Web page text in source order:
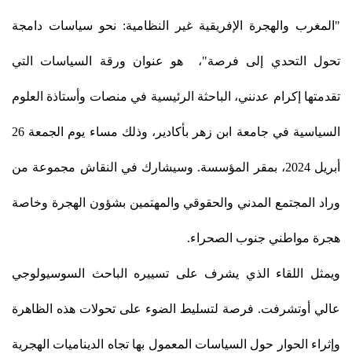
"المغرب والهجرة الإفريقية غير النظامية: نحو سياسات دامجة
تحول التحدي إلى فرصة"، هو عنوان ورقة السياسات التي
تقدمتها إكرام عدنني، الباحثة الرئيسية في منصات وأستاذة العلوم
السياسية في جامعة ابن زهر بأكادير، وذلك مساء يوم الجمعة 26
أبريل 2024، بمقر المؤسسة. وسيشارك في النقاش مجموعة من
وراد المجتمع المدني والحقوقي والمهتمين بشؤون الهجرة وخاصة
هجرة مواطني جنوب الصحراء.
ويمثل اللقاء الذي يشرف على تسييره الباحث السوسيولوجي
عالي أوتشرفت. فرصة لتسليط الضوء على تحولات هذه الظاهرة
وإثراء الحوار حول السياسات المعمول بها تجاه الديناميات الهجرية